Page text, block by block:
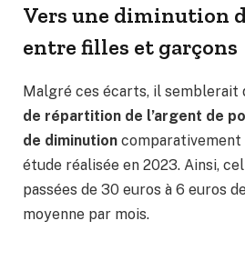
Vers une diminution
entre filles et garçons
Malgré ces écarts, il semblerait
de répartition de l’argent de
de diminution comparativement
étude réalisée en 2023. Ainsi,
passées de 30 euros à 6 euros
moyenne par mois.